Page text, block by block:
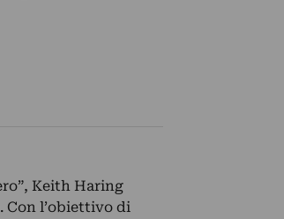
Keith Haring
Con l’obiettivo di